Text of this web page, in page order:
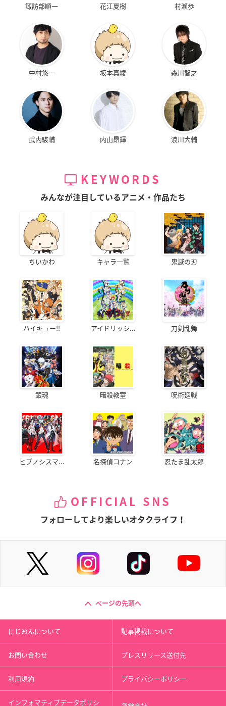
諏訪部順一 花江夏樹 村瀬歩
中村悠一 坂本真綾 森川智之
武内駿輔 内山昂輝 浪川大輔
KEYWORDS
みんなが注目しているアニメ・作品たち
ちいかわ キャラ一覧 鬼滅の刃
ハイキュー!! アイドリッシ... 刀剣乱舞
銀魂 暗殺教室 呪術廻戦
ヒプノシスマ... 名探偵コナン 忍たま乱太郎
OFFICIAL SNS
フォローしてより楽しいオタクライフ！
ページの先頭へ
にじめんについて 記事掲載について
お問い合わせ プレスリリース送付先
利用規約 プライバシーポリシー
インフォマティブデータポリシ